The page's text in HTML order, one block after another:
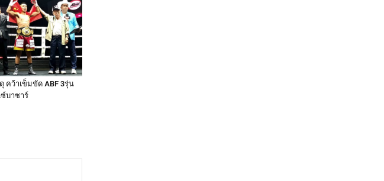
คว้าเข็มขัด ABF 3รุ่น
ซ์บาซาร์